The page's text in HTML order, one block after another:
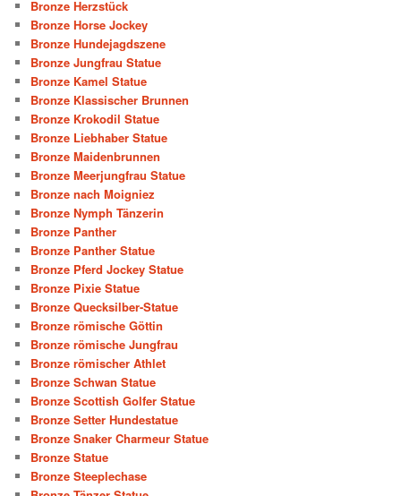
Bronze Herzstück
Bronze Horse Jockey
Bronze Hundejagdszene
Bronze Jungfrau Statue
Bronze Kamel Statue
Bronze Klassischer Brunnen
Bronze Krokodil Statue
Bronze Liebhaber Statue
Bronze Maidenbrunnen
Bronze Meerjungfrau Statue
Bronze nach Moigniez
Bronze Nymph Tänzerin
Bronze Panther
Bronze Panther Statue
Bronze Pferd Jockey Statue
Bronze Pixie Statue
Bronze Quecksilber-Statue
Bronze römische Göttin
Bronze römische Jungfrau
Bronze römischer Athlet
Bronze Schwan Statue
Bronze Scottish Golfer Statue
Bronze Setter Hundestatue
Bronze Snaker Charmeur Statue
Bronze Statue
Bronze Steeplechase